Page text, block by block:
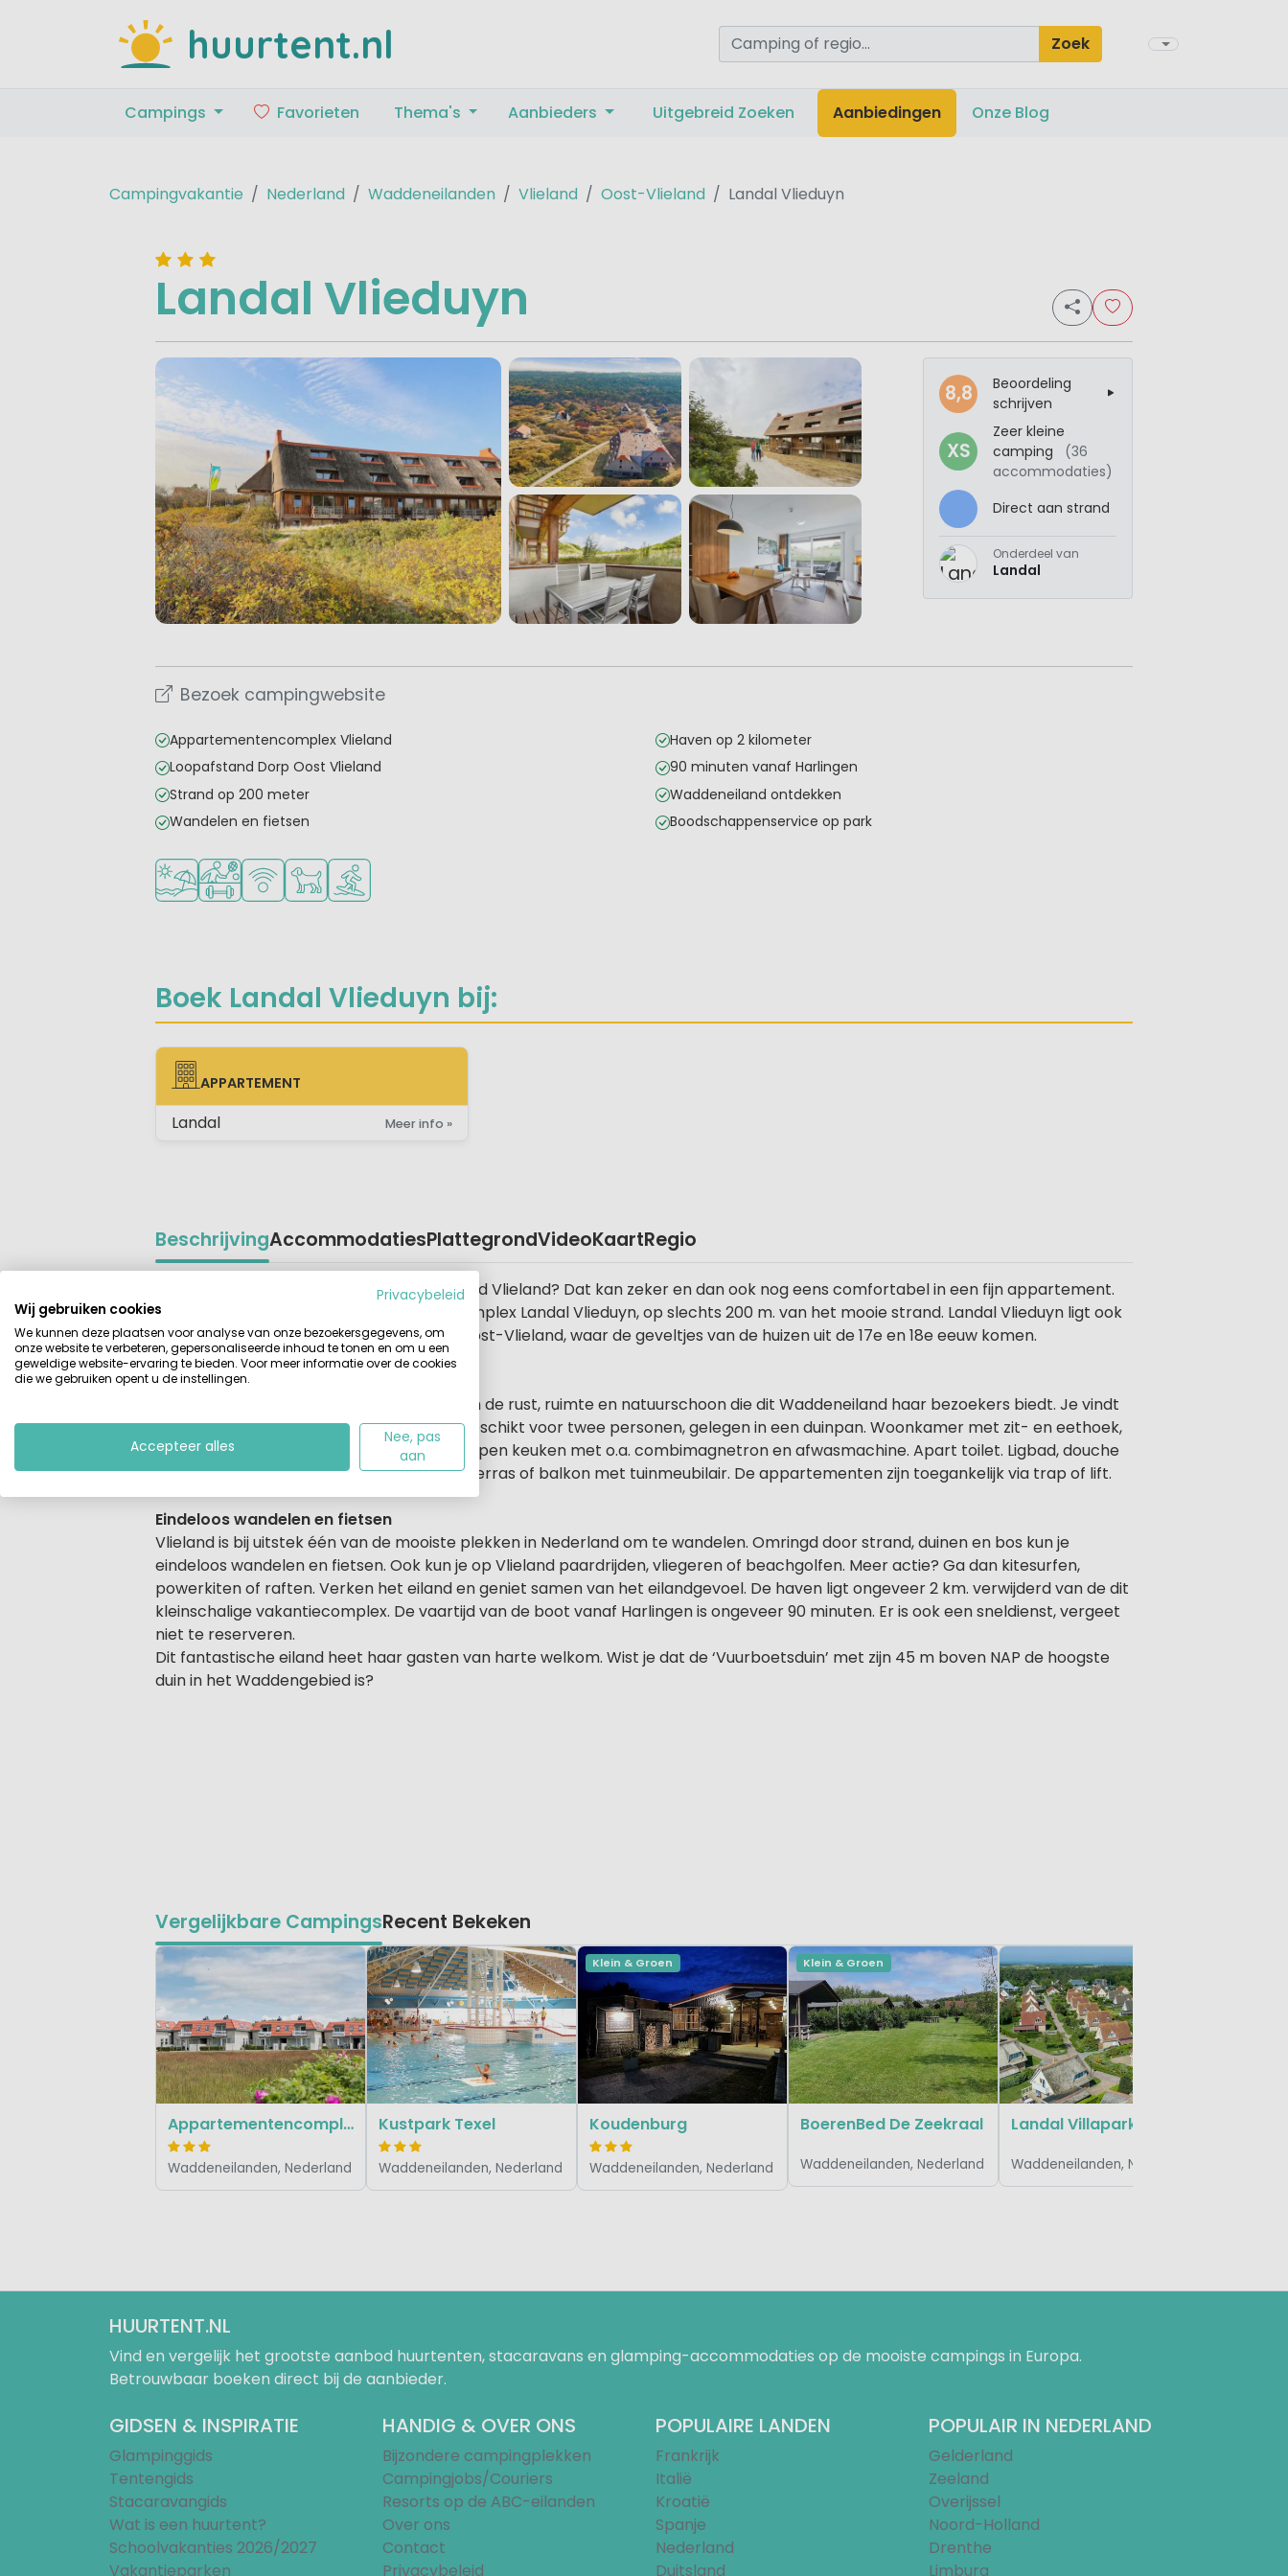
huurtent.nl Zoek
Campings Favorieten Thema's Aanbieders Uitgebreid Zoeken Aanbiedingen Onze Blog
Campingvakantie Nederland Waddeneilanden Vlieland Oost-Vlieland Landal Vlieduyn
Landal Vlieduyn
8,8
Beoordeling
schrijven
XS
Zeer kleine
camping
(36
accommodaties)
Direct aan strand
Onderdeel van
Landal
Bezoek campingwebsite
Appartementencomplex Vlieland
Loopafstand Dorp Oost Vlieland
Strand op 200 meter
Wandelen en fietsen
Haven op 2 kilometer
90 minuten vanaf Harlingen
Waddeneiland ontdekken
Boodschappenservice op park
Ligt bij strand en zee
Veel mogelijkheden om te sporten
WiFi beschikbaar
Huisdieren toegestaan
Watersportfaciliteiten
Boek Landal Vlieduyn bij:
APPARTEMENT
APPARTEMENT
Landal Meer info »
BeschrijvingAccommodatiesPlattegrondVideoKaartRegio
Beschrijving
Een vakantie op het autoluwe waddeneiland Vlieland? Dat kan zeker en dan ook nog eens comfortabel in een fijn appartement.
Boek jouw vakantie op dit kleinschalige complex Landal Vlieduyn, op slechts 200 m. van het mooie strand. Landal Vlieduyn ligt ook
op loopafstand van het gezellige dorpje Oost-Vlieland, waar de geveltjes van de huizen uit de 17e en 18e eeuw komen.
Een oase van rust en midden in de duinen
Geniet tijdens je welverdiende vakantie van de rust, ruimte en natuurschoon die dit Waddeneiland haar bezoekers biedt. Je vindt
hier moderne, rookvrije appartementen geschikt voor twee personen, gelegen in een duinpan. Woonkamer met zit- en eethoek,
flatscreen-tv en radio-/cd-/dvd-speler. Open keuken met o.a. combimagnetron en afwasmachine. Apart toilet. Ligbad, douche
en wastafel. Was-/droogcombinatie. CV. Terras of balkon met tuinmeubilair. De appartementen zijn toegankelijk via trap of lift.
Eindeloos wandelen en fietsen
Vlieland is bij uitstek één van de mooiste plekken in Nederland om te wandelen. Omringd door strand, duinen en bos kun je
eindeloos wandelen en fietsen. Ook kun je op Vlieland paardrijden, vliegeren of beachgolfen. Meer actie? Ga dan kitesurfen,
powerkiten of raften. Verken het eiland en geniet samen van het eilandgevoel. De haven ligt ongeveer 2 km. verwijderd van de dit
kleinschalige vakantiecomplex. De vaartijd van de boot vanaf Harlingen is ongeveer 90 minuten. Er is ook een sneldienst, vergeet
niet te reserveren.
Dit fantastische eiland heet haar gasten van harte welkom. Wist je dat de ‘Vuurboetsduin’ met zijn 45 m boven NAP de hoogste
duin in het Waddengebied is?
Vergelijkbare CampingsRecent Bekeken
Appartementencomplex Bosch en Zee
Waddeneilanden, Nederland
Kustpark Texel
Waddeneilanden, Nederland
Klein & Groen
Koudenburg
Waddeneilanden, Nederland
Klein & Groen
BoerenBed De Zeekraal
Waddeneilanden, Nederland Waddeneilanden, Nederland
HUURTENT.NL
Vind en vergelijk het grootste aanbod huurtenten, stacaravans en glamping-accommodaties op de mooiste campings in Europa.
Betrouwbaar boeken direct bij de aanbieder.
GIDSEN & INSPIRATIE
Glampinggids
Tentengids
Stacaravangids
Wat is een huurtent?
Schoolvakanties 2026/2027
Vakantieparken
HANDIG & OVER ONS
Bijzondere campingplekken
Campingjobs/Couriers
Resorts op de ABC-eilanden
Over ons
Contact
Privacybeleid
POPULAIRE LANDEN
Frankrijk
Italië
Kroatië
Spanje
Nederland
Duitsland
POPULAIR IN NEDERLAND
Gelderland
Zeeland
Overijssel
Noord-Holland
Drenthe
Limburg
Privacybeleid
Wij gebruiken cookies
We kunnen deze plaatsen voor analyse van onze bezoekersgegevens, om
onze website te verbeteren, gepersonaliseerde inhoud te tonen en om u een
geweldige website-ervaring te bieden. Voor meer informatie over de cookies
die we gebruiken opent u de instellingen.
Accepteer alles
Nee, pas
aan